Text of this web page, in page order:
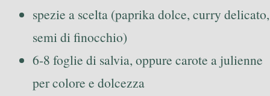
spezie a scelta (paprika dolce, curry delicato,
semi di finocchio)
6-8 foglie di salvia, oppure carote a julienne
per colore e dolcezza